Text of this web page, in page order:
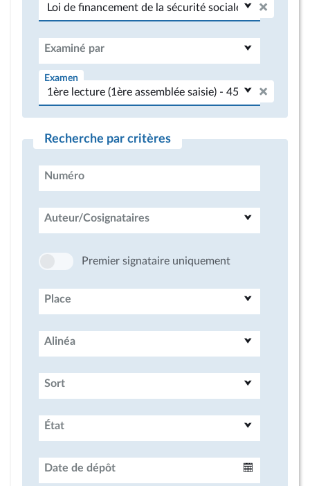
Examiné par
Examen
Recherche par critères
Numéro
Auteur/Cosignataires
Premier signataire uniquement
Place
Alinéa
Sort
État
Date de dépôt